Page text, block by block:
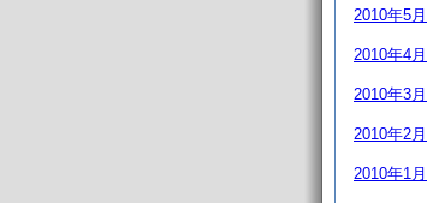
2010年5月
2010年4月
2010年3月
2010年2月
2010年1月